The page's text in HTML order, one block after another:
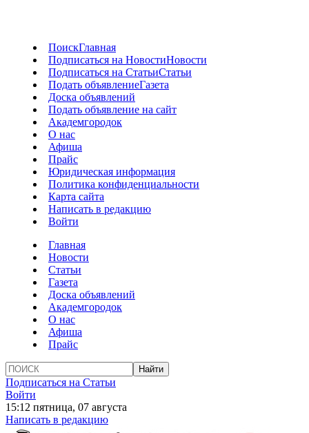
ПоискГлавная
Подписаться на НовостиНовости
Подписаться на СтатьиСтатьи
Подать объявлениеГазета
Доска объявлений
Подать объявление на сайт
Академгородок
О нас
Афиша
Прайс
Юридическая информация
Политика конфиденциальности
Карта сайта
Написать в редакцию
Войти
Главная
Новости
Статьи
Газета
Доска объявлений
Академгородок
О нас
Афиша
Прайс
Подписаться на Статьи
Войти
15:12 пятница, 07 августа
Написать в редакцию